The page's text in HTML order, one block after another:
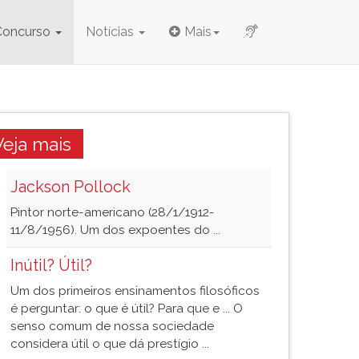
Notícias Mais
mais
Jackson Pollock
Pintor norte-americano (28/1/1912-
11/8/1956). Um dos expoentes do ...
Inútil? Útil?
Um dos primeiros ensinamentos filosóficos
é perguntar: o que é útil? Para que e ... O
senso comum de nossa sociedade
considera útil o que dá prestígio ...